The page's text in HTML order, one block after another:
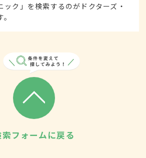
ック」を検索するのがドクターズ・
索フォームに戻る